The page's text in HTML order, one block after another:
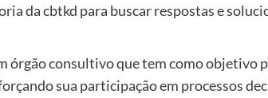
da cbtkd para buscar respostas e
órgão consultivo que tem como objetivo
sua participação em processos